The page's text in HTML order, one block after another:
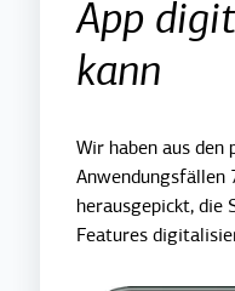
App
kann
Wir haben aus
Anwendungsfällen
herausgepickt, die
Features